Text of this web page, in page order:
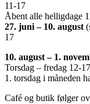
11-17
Åbent alle helligdage
27. juni – 10. august
17
10. august – 1.
Torsdag – fredag 12-
1. torsdag i måneden
Café og butik følger